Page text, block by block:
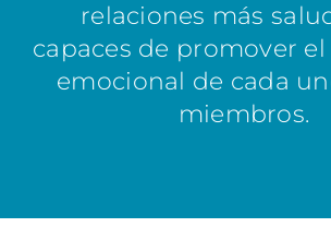
relaciones más
capaces de promover
emocional de cada
miembros.